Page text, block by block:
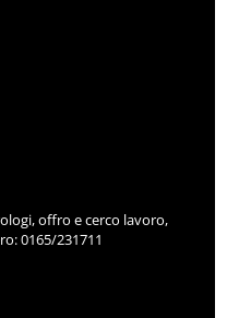
offro e cerco lavoro,
0165/231711